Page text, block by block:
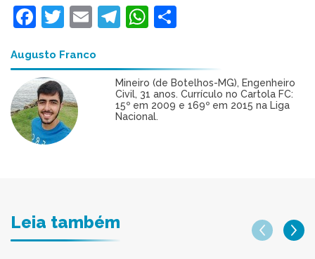
Facebook
Twitter
EmailTelegram
WhatsApp
Augusto Franco
Mineiro (de Botelhos-MG), Engenheiro
Civil, 31 anos. Currículo no Cartola FC:
15º em 2009 e 169º em 2015 na Liga
Nacional.
Leia também